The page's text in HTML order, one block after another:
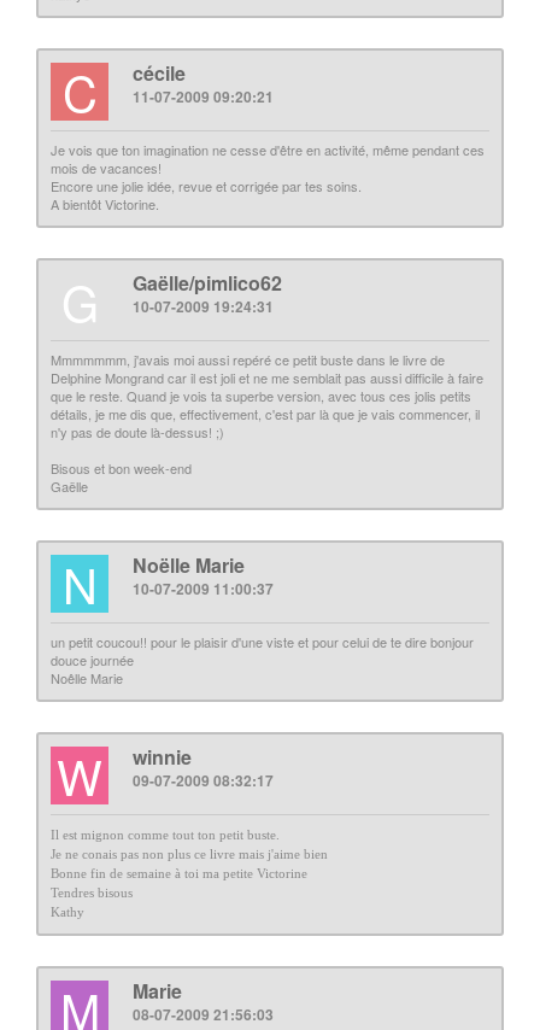
C cécile
11-07-2009 09:20:21
Je vois que ton imagination ne cesse d'être en activité, même pendant ces
mois de vacances!
Encore une jolie idée, revue et corrigée par tes soins.
A bientôt Victorine.
G Gaëlle/pimlico62
10-07-2009 19:24:31
Mmmmmmm, j'avais moi aussi repéré ce petit buste dans le livre de
Delphine Mongrand car il est joli et ne me semblait pas aussi difficile à faire
que le reste. Quand je vois ta superbe version, avec tous ces jolis petits
détails, je me dis que, effectivement, c'est par là que je vais commencer, il
n'y pas de doute là-dessus! ;)
Bisous et bon week-end
Gaëlle
N Noëlle Marie
10-07-2009 11:00:37
un petit coucou!! pour le plaisir d'une viste et pour celui de te dire bonjour
douce journée
Noêlle Marie
W winnie
09-07-2009 08:32:17
Il est mignon comme tout ton petit buste.
Je ne conais pas non plus ce livre mais j'aime bien
Bonne fin de semaine à toi ma petite Victorine
Tendres bisous
Kathy
M Marie
08-07-2009 21:56:03